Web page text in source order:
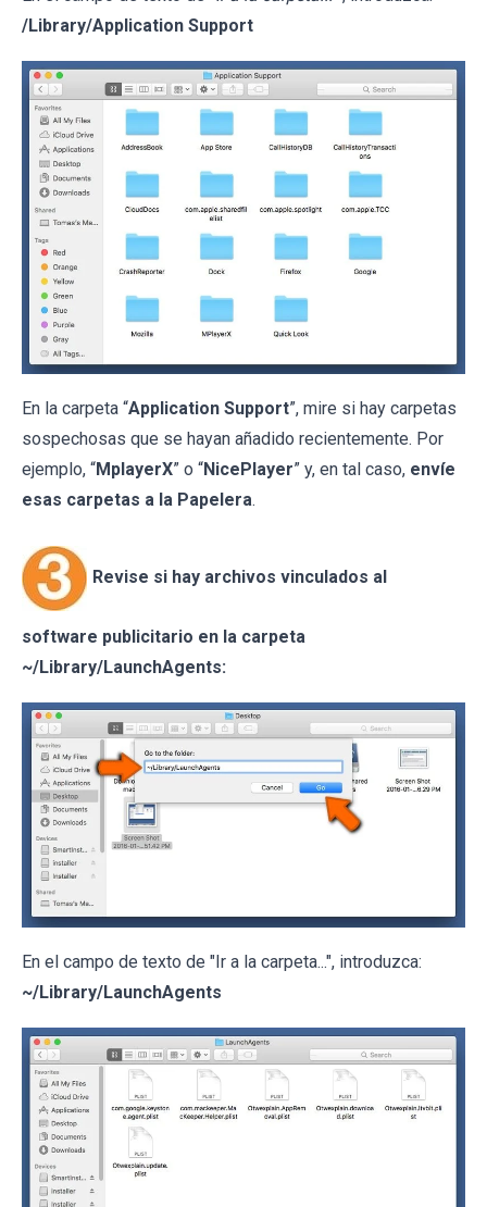
/Library/Application Support
En la carpeta “Application Support”, mire si hay carpetas
sospechosas que se hayan añadido recientemente. Por
ejemplo, “MplayerX” o “NicePlayer” y, en tal caso, envíe
esas carpetas a la Papelera.
Revise si hay archivos vinculados al
software publicitario en la carpeta
~/Library/LaunchAgents:
En el campo de texto de "Ir a la carpeta...", introduzca:
~/Library/LaunchAgents